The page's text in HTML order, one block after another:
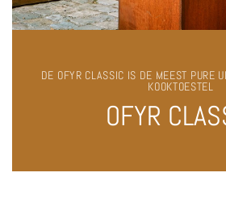
DE OFYR CLASSIC IS DE MEEST PURE
KOOKTOESTEL
OFYR